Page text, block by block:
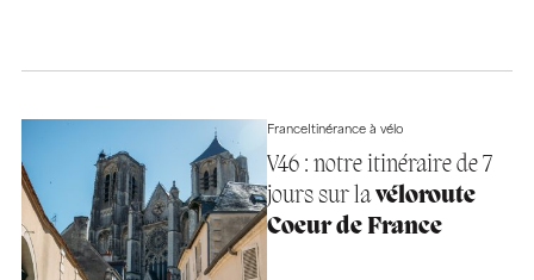
FranceItinérance à vélo
V46 : notre itinéraire de 7
jours sur lavéloroute
Coeur de France